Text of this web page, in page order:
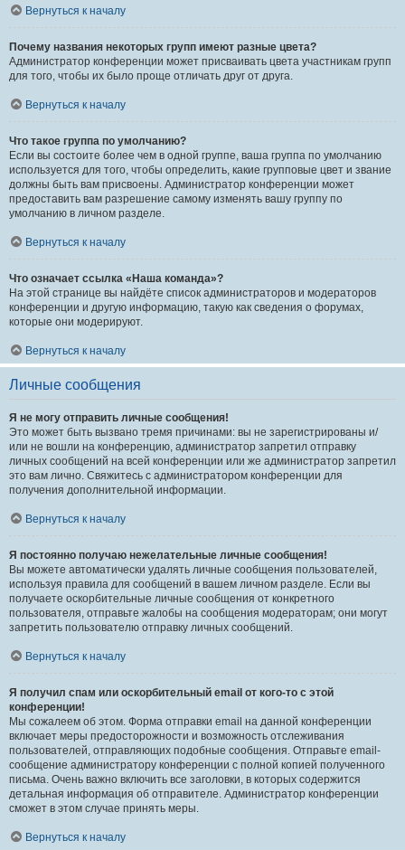
Вернуться к началу
Почему названия некоторых групп имеют разные цвета?
Администратор конференции может присваивать цвета участникам групп
для того, чтобы их было проще отличать друг от друга.
Вернуться к началу
Что такое группа по умолчанию?
Если вы состоите более чем в одной группе, ваша группа по умолчанию
используется для того, чтобы определить, какие групповые цвет и звание
должны быть вам присвоены. Администратор конференции может
предоставить вам разрешение самому изменять вашу группу по
умолчанию в личном разделе.
Вернуться к началу
Что означает ссылка «Наша команда»?
На этой странице вы найдёте список администраторов и модераторов
конференции и другую информацию, такую как сведения о форумах,
которые они модерируют.
Вернуться к началу
Личные сообщения
Я не могу отправить личные сообщения!
Это может быть вызвано тремя причинами: вы не зарегистрированы и/
или не вошли на конференцию, администратор запретил отправку
личных сообщений на всей конференции или же администратор запретил
это вам лично. Свяжитесь с администратором конференции для
получения дополнительной информации.
Вернуться к началу
Я постоянно получаю нежелательные личные сообщения!
Вы можете автоматически удалять личные сообщения пользователей,
используя правила для сообщений в вашем личном разделе. Если вы
получаете оскорбительные личные сообщения от конкретного
пользователя, отправьте жалобы на сообщения модераторам; они могут
запретить пользователю отправку личных сообщений.
Вернуться к началу
Я получил спам или оскорбительный email от кого-то с этой
конференции!
Мы сожалеем об этом. Форма отправки email на данной конференции
включает меры предосторожности и возможность отслеживания
пользователей, отправляющих подобные сообщения. Отправьте email-
сообщение администратору конференции с полной копией полученного
письма. Очень важно включить все заголовки, в которых содержится
детальная информация об отправителе. Администратор конференции
сможет в этом случае принять меры.
Вернуться к началу